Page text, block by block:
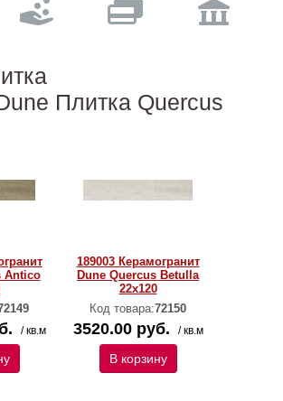
Плитка Quercus
Antico
/ кв.м
189003 Керамогранит
Dune Quercus Betulla
22х120
Код товара:72150
3520.00 руб. / кв.м
В корзину